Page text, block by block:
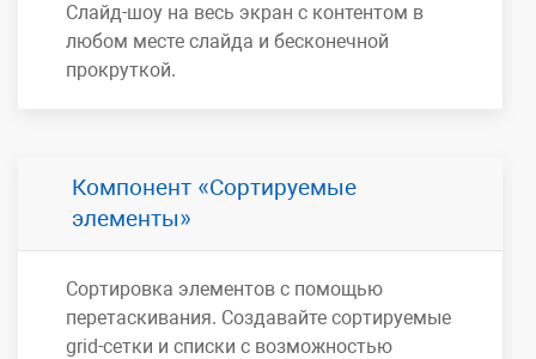
Слайд-шоу на весь экран с контентом в
любом месте слайда и бесконечной
прокруткой.
Компонент
Сортируемые
элементы
Сортировка элементов с помощью
перетаскивания. Создавайте сортируемые
grid-сетки и списки с возможностью